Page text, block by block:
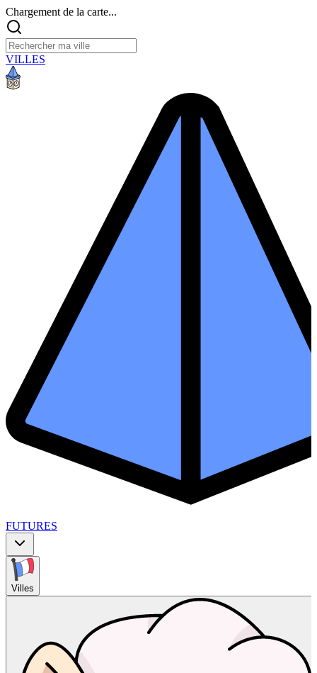
Chargement de la carte...
VILLES
FUTURES
Villes